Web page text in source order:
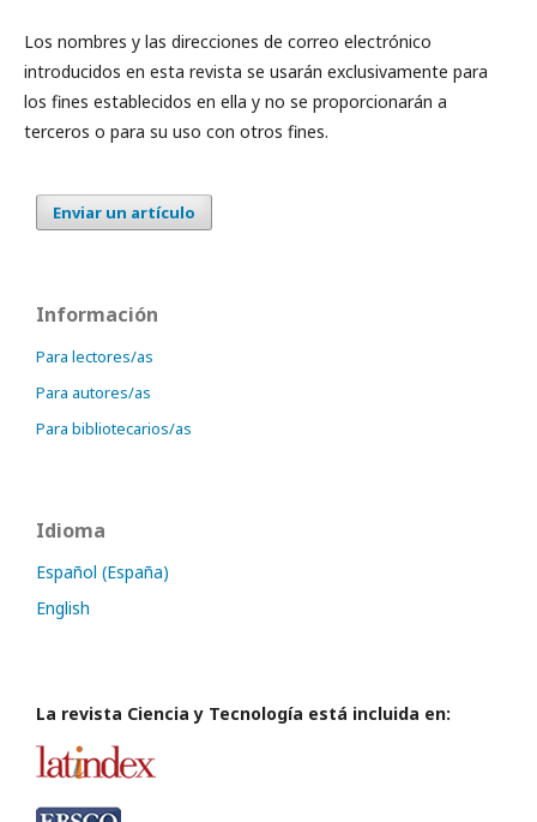
Los nombres y las direcciones de correo electrónico
introducidos en esta revista se usarán exclusivamente para
los fines establecidos en ella y no se proporcionarán a
terceros o para su uso con otros fines.
Enviar un artículo
Información
Para lectores/as
Para autores/as
Para bibliotecarios/as
Idioma
Español (España)
English
La revista Ciencia y Tecnología está incluida en: